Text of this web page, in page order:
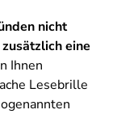
nicht
eine
Ihnen
Lesebrille